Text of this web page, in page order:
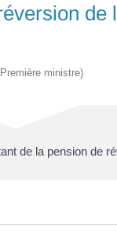
de
ministre)
de la pension de